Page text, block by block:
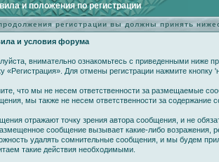
и положения по регистрации
регистрации вы должны принять
и условия форума
внимательно ознакомьтесь с приведенными ниже
«Регистрация». Для отмены регистрации нажмите кнопку
что мы не несем ответственности за размещаемые
мы также не несем ответственности за содержание
отражают точку зрения автора сообщения, и не
сообщение вызывает какие-либо возражения,
удалять сомнительные сообщения, и мы будем
такие действия необходимыми.